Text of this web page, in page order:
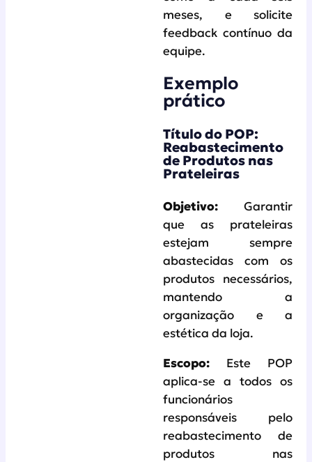
meses, e solicite
feedback contínuo da
equipe.
Exemplo
prático
Título do POP:
Reabastecimento
de Produtos nas
Prateleiras
Objetivo: Garantir
que as prateleiras
estejam sempre
abastecidas com os
produtos necessários,
mantendo a
organização e a
estética da loja.
Escopo: Este POP
aplica-se a todos os
funcionários
responsáveis pelo
reabastecimento de
produtos nas